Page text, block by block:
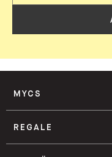
MYCS
REGALE